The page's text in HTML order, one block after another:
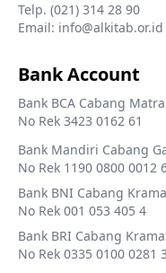
Telp. (021) 314 28 90
Email: info@alkitab.or.id
Bank Account
Bank BCA Cabang
No Rek 3423 0162 61
Bank Mandiri Cabang
No Rek 1190 0800 0012
Bank BNI Cabang
No Rek 001 053 405 4
Bank BRI Cabang
No Rek 0335 0100 0281